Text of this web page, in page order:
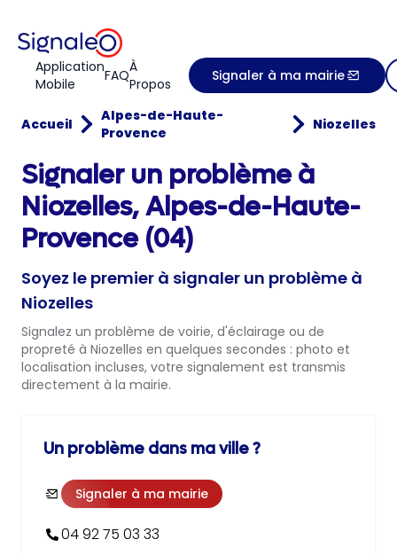
Application
Mobile
FAQÀ
Propos
Signaler à ma mairie
Accueil
Alpes-de-Haute-
Provence
Niozelles
Signaler un problème à
Niozelles, Alpes-de-Haute-
Provence (04)
Soyez le premier à signaler un problème à
Niozelles
Signalez un problème de voirie, d'éclairage ou de
propreté à Niozelles en quelques secondes : photo et
localisation incluses, votre signalement est transmis
directement à la mairie.
Un problème dans ma ville ?
Signaler à ma mairie
04 92 75 03 33